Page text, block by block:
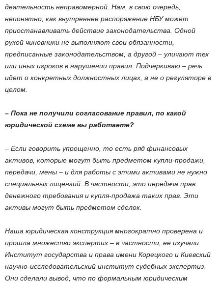
деятельность неправомерной. Нам, в свою очередь,
непонятно, как внутреннее распоряжение НБУ может
приостанавливать действие законодательства. Одной
рукой чиновники не выполняют свои обязанности,
предписанные законодательством, а другой – уличают тех
или иных игроков в нарушении правил. Подчеркиваю – речь
идет о конкретных должностных лицах, а не о регуляторе в
целом.
– Пока не получили согласование правил, по какой
юридической схеме вы работаете?
– Если говорить упрощенно, то есть ряд финансовых
активов, которые могут быть предметом купли-продажи,
передачи, мены – и для работы с этими активами не нужно
специальных лицензий. В частности, это передача прав
денежного требования и купля-продажа таких прав. Эти
активы могут быть предметом сделок.
Наша юридическая конструкция многократно проверена и
прошла множество экспертиз – в частности, ее изучали
Институт государства и права имени Корецкого и Киевский
научно-исследовательский институт судебных экспертиз.
Они сделали вывод, что по формальным юридическим